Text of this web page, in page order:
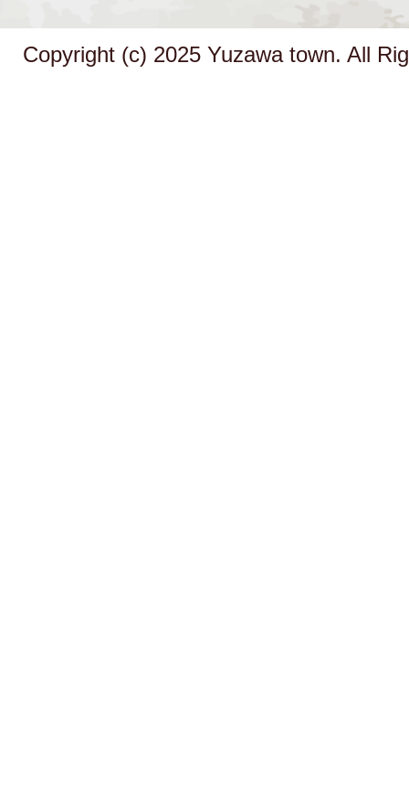
Copyright (c) 2025 Yuzawa town. All